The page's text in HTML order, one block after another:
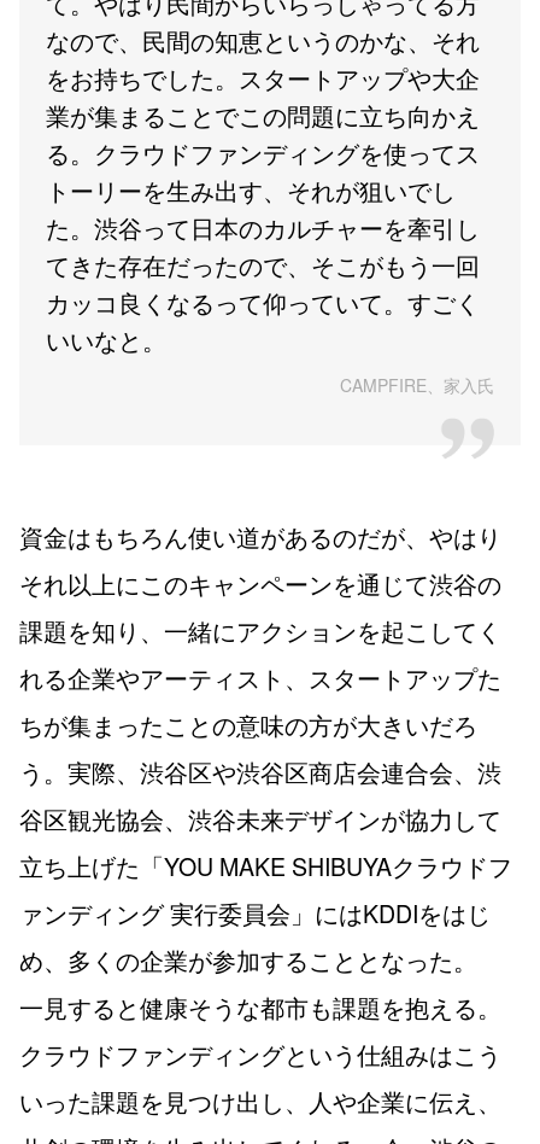
なので、民間の知恵というのかな、それ
をお持ちでした。スタートアップや大企
業が集まることでこの問題に立ち向かえ
る。クラウドファンディングを使ってス
トーリーを生み出す、それが狙いでし
た。渋谷って日本のカルチャーを牽引し
てきた存在だったので、そこがもう一回
カッコ良くなるって仰っていて。すごく
いいなと。
CAMPFIRE、家入氏
資金はもちろん使い道があるのだが、やはり
それ以上にこのキャンペーンを通じて渋谷の
課題を知り、一緒にアクションを起こしてく
れる企業やアーティスト、スタートアップた
ちが集まったことの意味の方が大きいだろ
う。実際、渋谷区や渋谷区商店会連合会、渋
谷区観光協会、渋谷未来デザインが協力して
立ち上げた「YOU MAKE SHIBUYAクラウドフ
ァンディング 実行委員会」にはKDDIをはじ
め、多くの企業が参加することとなった。
一見すると健康そうな都市も課題を抱える。
クラウドファンディングという仕組みはこう
いった課題を見つけ出し、人や企業に伝え、